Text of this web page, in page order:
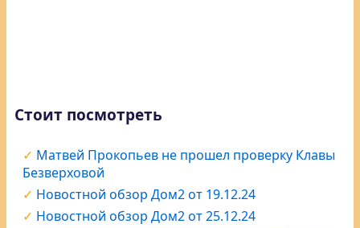
Стоит посмотреть
Матвей Прокопьев не прошел проверку Клавы
Безверховой
Новостной обзор Дом2 от 19.12.24
Новостной обзор Дом2 от 25.12.24